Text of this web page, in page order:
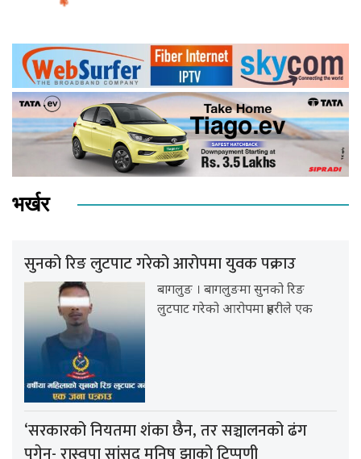
भर्खर
सुनको रिङ लुटपाट गरेको आरोपमा युवक पक्राउ
बागलुङ । बागलुङमा सुनको रिङ
लुटपाट गरेको आरोपमा प्रहरीले एक
‘सरकारको नियतमा शंका छैन, तर सञ्चालनको ढंग